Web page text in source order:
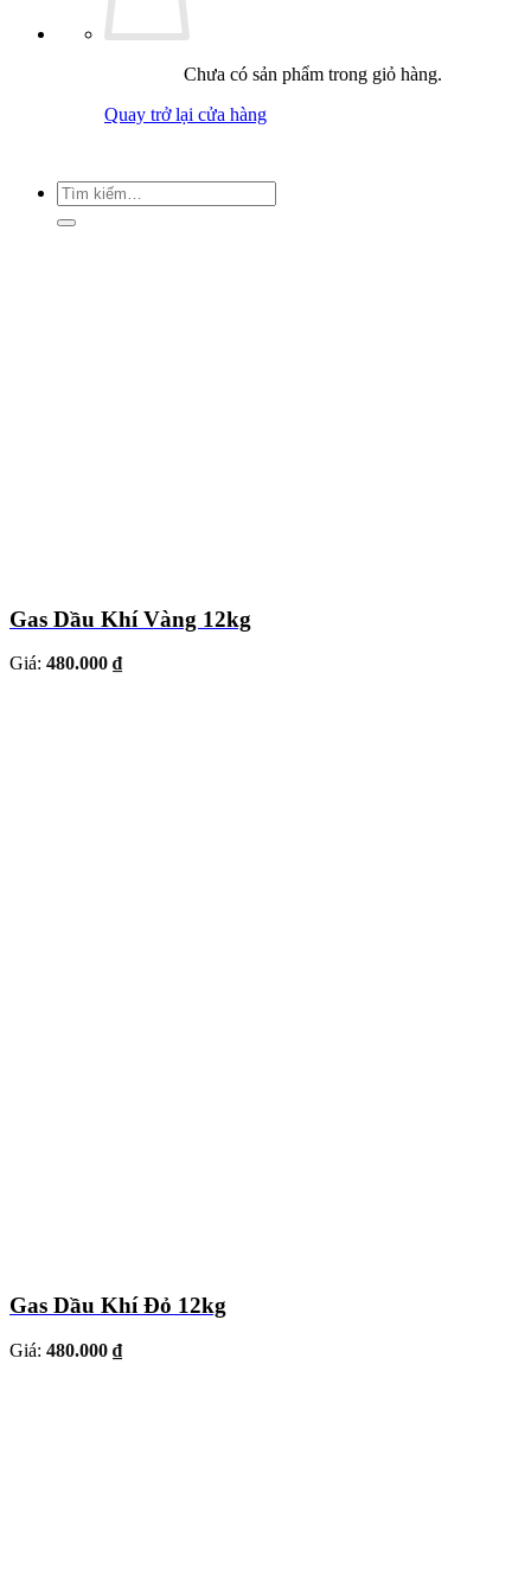
Chưa có sản phẩm trong giỏ hàng.
Quay trở lại cửa hàng
Tìm
kiếm:
Gas Dầu Khí Vàng 12kg
Giá: 480.000 ₫
Gas Dầu Khí Đỏ 12kg
Giá: 480.000 ₫